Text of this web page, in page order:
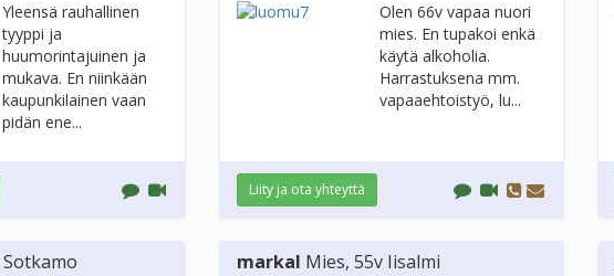
Yleensä rauhallinen
tyyppi ja
huumorintajuinen ja
mukava. En niinkään
kaupunkilainen vaan
pidän ene...
Olen 66v vapaa nuori
mies. En tupakoi enkä
käytä alkoholia.
Harrastuksena mm.
vapaaehtoistyö, lu...
Liity ja ota yhteyttä
Sotkamo markal Mies, 55v Iisalmi